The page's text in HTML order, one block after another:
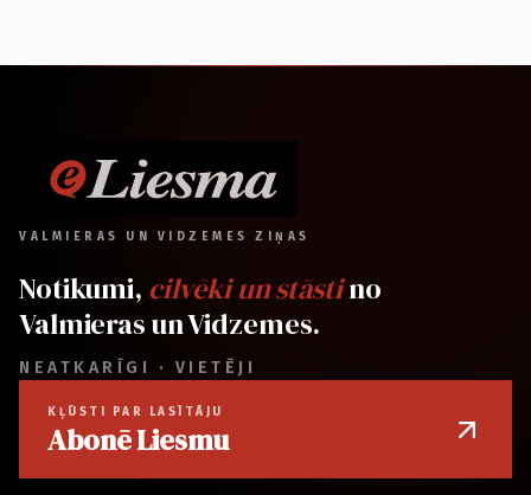
VALMIERAS UN VIDZEMES ZIŅAS
Notikumi, cilvēki un stāstino
Valmieras un Vidzemes.
NEATKARĪGI · VIETĒJI
KĻŪSTI PAR LASĪTĀJU
Abonē Liesmu